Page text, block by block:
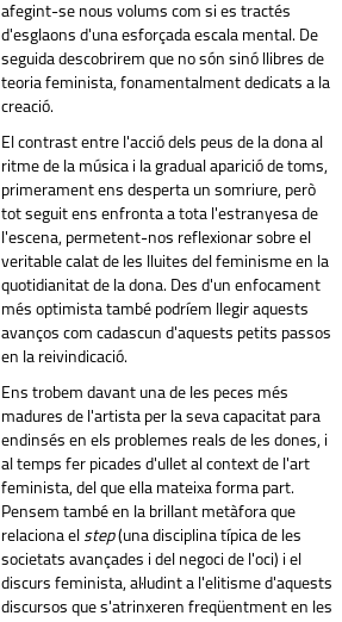
afegint-se nous volums com si es tractés
d'esglaons d'una esforçada escala mental. De
seguida descobrirem que no són sinó llibres de
teoria feminista, fonamentalment dedicats a la
creació.
El contrast entre l'acció dels peus de la dona al
ritme de la música i la gradual aparició de toms,
primerament ens desperta un somriure, però
tot seguit ens enfronta a tota l'estranyesa de
l'escena, permetent-nos reflexionar sobre el
veritable calat de les lluites del feminisme en la
quotidianitat de la dona. Des d'un enfocament
més optimista també podríem llegir aquests
avanços com cadascun d'aquests petits passos
en la reivindicació.
Ens trobem davant una de les peces més
madures de l'artista per la seva capacitat para
endinsés en els problemes reals de les dones, i
al temps fer picades d'ullet al context de l'art
feminista, del que ella mateixa forma part.
Pensem també en la brillant metàfora que
relaciona el step(una disciplina típica de les
societats avançades i del negoci de l'oci) i el
discurs feminista, al·ludint a l'elitisme d'aquests
discursos que s'atrinxeren freqüentment en les